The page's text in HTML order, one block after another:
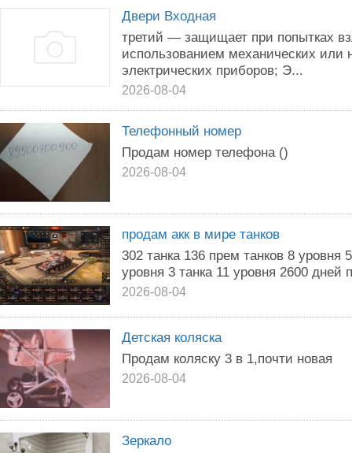
Двери Входная
третий — защищает при попытках
использованием механических
электрических приборов; Э...
2026-08-04
Телефонный номер
Продам номер телефона ()
2026-08-04
продам акк в мире танков
302 танка 136 прем танков 8 уровня
уровня 3 танка 11 уровня 2600 дней
2026-08-04
Детская коляска
Продам коляску 3 в 1,почти новая
2026-08-04
Зеркало